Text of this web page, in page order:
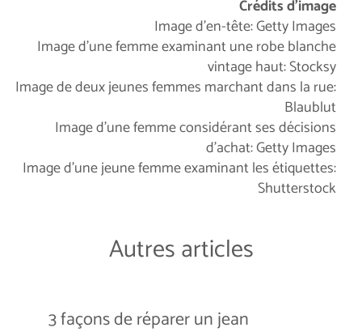
Crédits d'image
Image d'en-tête: Getty Images
Image d'une femme examinant une robe blanche
vintage haut: Stocksy
Image de deux jeunes femmes marchant dans la rue:
Blaublut
Image d'une femme considérant ses décisions
d'achat: Getty Images
Image d'une jeune femme examinant les étiquettes:
Shutterstock
Autres articles
3 façons de réparer un jean